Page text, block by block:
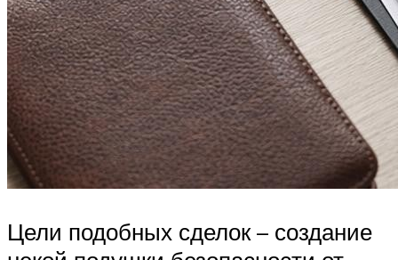
Цели подобных сделок – создание